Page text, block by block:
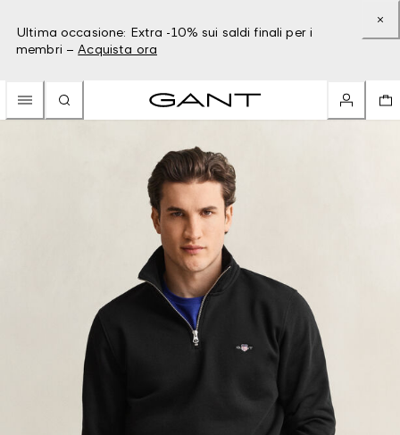
Ultima occasione: Extra -10% sui saldi finali per i
membri – Acquista ora